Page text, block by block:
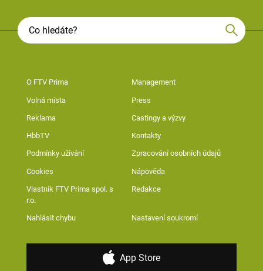
O FTV Prima Management
Volná místa Press
Reklama Castingy a výzvy
HbbTV Kontakty
Podmínky užívání Zpracování osobních údajů
Cookies Nápověda
Vlastník FTV Prima spol. s
r.o.
Redakce
Nahlásit chybu Nastavení soukromí
App Store